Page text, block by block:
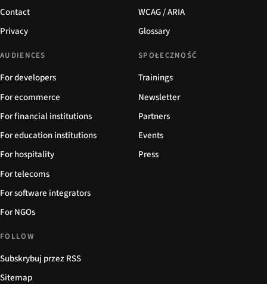
Contact
Privacy
WCAG / ARIA
Glossary
AUDIENCES
For developers
For ecommerce
For financial institutions
For education institutions
For hospitality
For telecoms
For software integrators
For NGOs
SPOŁECZNOŚĆ
Trainings
Newsletter
Partners
Events
Press
FOLLOW
Subskrybuj przez RSS
Sitemap